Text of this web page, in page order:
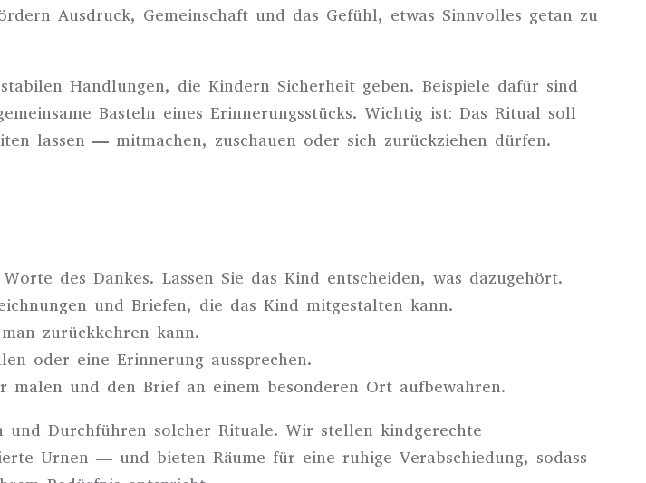
Ausdruck, Gemeinschaft und das Gefühl, etwas Sinnvolles getan zu
Handlungen, die Kindern Sicherheit geben. Beispiele dafür sind
Basteln eines Erinnerungsstücks. Wichtig ist: Das Ritual soll
lassen — mitmachen, zuschauen oder sich zurückziehen dürfen.
des Dankes. Lassen Sie das Kind entscheiden, was dazugehört.
und Briefen, die das Kind mitgestalten kann.
zurückkehren kann.
oder eine Erinnerung aussprechen.
und den Brief an einem besonderen Ort aufbewahren.
Durchführen solcher Rituale. Wir stellen kindgerechte
Urnen — und bieten Räume für eine ruhige Verabschiedung, sodass